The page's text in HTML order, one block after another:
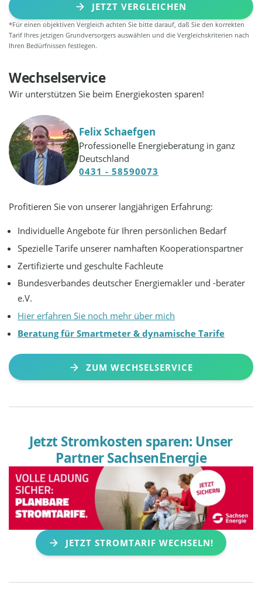
JETZT VERGLEICHEN
*Für einen objektiven Vergleich achten Sie bitte darauf, daß Sie den korrekten
Tarif Ihres jetzigen Grundversorgers auswählen und die Vergleichskriterien nach
Ihren Bedürfnissen festlegen.
Wechselservice
Wir unterstützen Sie beim Energiekosten sparen!
Felix Schaefgen
Professionelle Energieberatung in ganz
Deutschland
0431 - 58590073
Profitieren Sie von unserer langjährigen Erfahrung:
Individuelle Angebote für Ihren persönlichen Bedarf
Spezielle Tarife unserer namhaften Kooperationspartner
Zertifizierte und geschulte Fachleute
Bundesverbandes deutscher Energiemakler und -berater
e.V.
Hier erfahren Sie noch mehr über mich
Beratung für Smartmeter & dynamische Tarife
ZUM WECHSELSERVICE
Jetzt Stromkosten sparen: Unser
Partner SachsenEnergie
JETZT STROMTARIF WECHSELN!